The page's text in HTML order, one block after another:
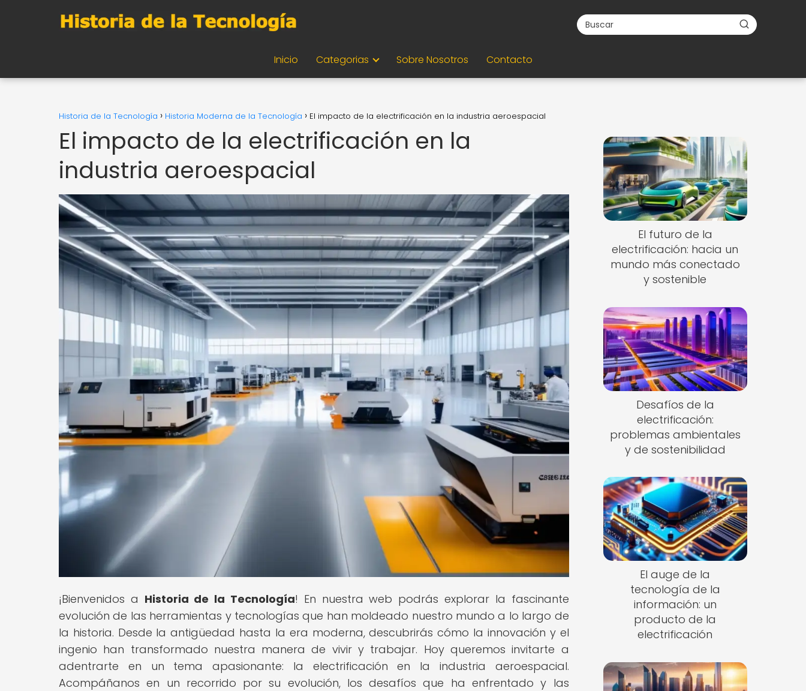
Inicio Categorias Sobre Nosotros Contacto
Historia de la Tecnología Historia Moderna de la Tecnología El impacto de la electrificación en la industria aeroespacial
El impacto de la electrificación en la
industria aeroespacial
¡Bienvenidos a Historia de la Tecnología! En nuestra web podrás explorar la fascinante
evolución de las herramientas y tecnologías que han moldeado nuestro mundo a lo largo de
la historia. Desde la antigüedad hasta la era moderna, descubrirás cómo la innovación y el
ingenio han transformado nuestra manera de vivir y trabajar. Hoy queremos invitarte a
adentrarte en un tema apasionante: la electrificación en la industria aeroespacial.
Acompáñanos en un recorrido por su evolución, los desafíos que ha enfrentado y las
El futuro de la
electrificación: hacia un
mundo más conectado
y sostenible
Desafíos de la
electrificación:
problemas ambientales
y de sostenibilidad
El auge de la
tecnología de la
información: un
producto de la
electrificación